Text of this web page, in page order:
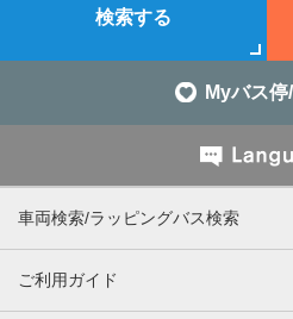
検索する
Myバス停
車両検索/ラッピングバス検索
ご利用ガイド